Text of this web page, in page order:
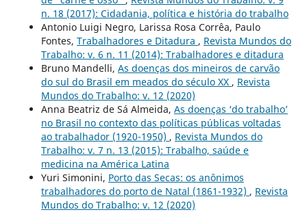
n. 18 (2017): Cidadania, política e história do trabalho
Antonio Luigi Negro, Larissa Rosa Corrêa, Paulo
Fontes, Trabalhadores e Ditadura , Revista Mundos do
Trabalho: v. 6 n. 11 (2014): Trabalhadores e ditadura
Bruno Mandelli, As doenças dos mineiros de carvão
do sul do Brasil em meados do século XX , Revista
Mundos do Trabalho: v. 12 (2020)
Anna Beatriz de Sá Almeida, As doenças ‘do trabalho’
no Brasil no contexto das políticas públicas voltadas
ao trabalhador (1920-1950) , Revista Mundos do
Trabalho: v. 7 n. 13 (2015): Trabalho, saúde e
medicina na América Latina
Yuri Simonini, Porto das Secas: os anônimos
trabalhadores do porto de Natal (1861-1932) , Revista
Mundos do Trabalho: v. 12 (2020)